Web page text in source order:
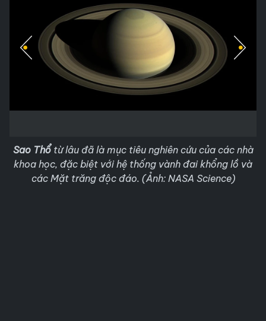
Sao Thổtừ lâu đã là mục tiêu nghiên cứu của các nhà
khoa học, đặc biệt với hệ thống vành đai khổng lồ và
các Mặt trăng độc đáo. (Ảnh: NASA Science)